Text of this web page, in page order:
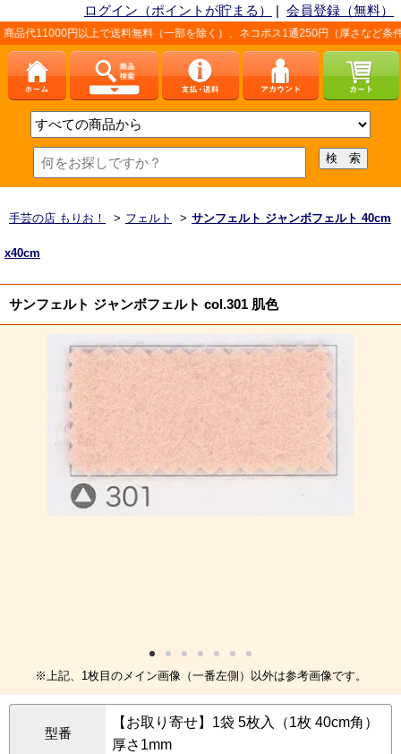
ログイン（ポイントが貯まる） | 会員登録（無料）
送料無料（一部を除く）、ネコポス1通250円（厚さなど条件あり）。詳しく
手芸の店 もりお！ > フェルト > サンフェルト ジャンボフェルト 40cm
x40cm
サンフェルト ジャンボフェルト col.301 肌色
※上記、1枚目のメイン画像（一番左側）以外は参考画像です。
型番
【お取り寄せ】1袋 5枚入（1枚 40cm角）
厚さ1mm